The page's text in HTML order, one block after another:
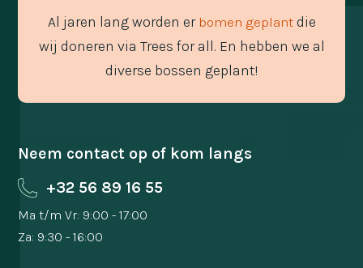
Al jaren lang worden er bomen geplantdie
wij doneren via Trees for all. En hebben we al
diverse bossen geplant!
Neem contact op of kom langs
+32 56 89 16 55
Ma t/m Vr: 9:00 - 17:00
Za: 9:30 - 16:00